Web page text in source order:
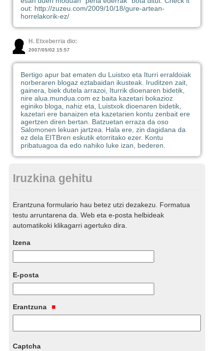
out: http://zuzeu.com/2009/10/18/gure-artean-
horrelakorik-ez/
H. Etxeberria dio:
2007/05/02 15:57
Bertigo apur bat ematen du Luistxo eta Iturri erraldoiak
norberaren blogaz eztabaidan ikusteak. Iruditzen zait,
gainera, biek dutela arrazoi, Iturrik dioenaren bidetik,
nire alua.mundua.com ez baita kazetari bokazioz
eginiko bloga, nahiz eta, Luistxok dioenaren bidetik,
kazetari ere banaizen eta kazetarien kontu zenbait ere
agertzen diren bertan. Batzuetan erraza da oso
Salomonen lekuan jartzea. Hala ere, zin dagidana da
ez dela EITBren eskutik etorritako ezer. Kontu
pribatuagoa da edo nahiko luke izan, bederen.
Iruzkina gehitu
Erantzuna formulario hau betez utzi dezakezu. Formatua
testu arruntarena da. Web eta e-posta helbideak
automatikoki klikagarri agertuko dira.
Izena
E-posta
Erantzuna
Captcha